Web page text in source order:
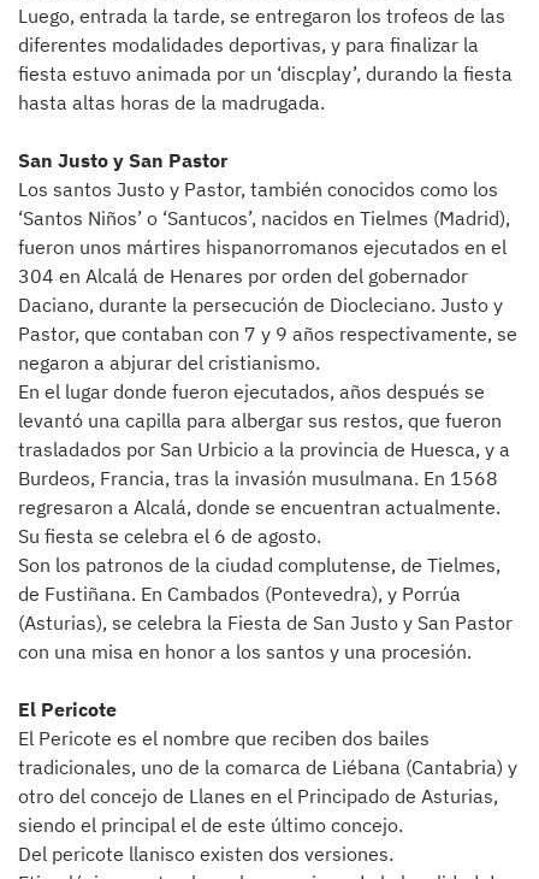
Luego, entrada la tarde, se entregaron los trofeos de las
diferentes modalidades deportivas, y para finalizar la
fiesta estuvo animada por un ‘discplay’, durando la fiesta
hasta altas horas de la madrugada.
San Justo y San Pastor
Los santos Justo y Pastor, también conocidos como los
‘Santos Niños’ o ‘Santucos’, nacidos en Tielmes (Madrid),
fueron unos mártires hispanorromanos ejecutados en el
304 en Alcalá de Henares por orden del gobernador
Daciano, durante la persecución de Diocleciano. Justo y
Pastor, que contaban con 7 y 9 años respectivamente, se
negaron a abjurar del cristianismo.
En el lugar donde fueron ejecutados, años después se
levantó una capilla para albergar sus restos, que fueron
trasladados por San Urbicio a la provincia de Huesca, y a
Burdeos, Francia, tras la invasión musulmana. En 1568
regresaron a Alcalá, donde se encuentran actualmente.
Su fiesta se celebra el 6 de agosto.
Son los patronos de la ciudad complutense, de Tielmes,
de Fustiñana. En Cambados (Pontevedra), y Porrúa
(Asturias), se celebra la Fiesta de San Justo y San Pastor
con una misa en honor a los santos y una procesión.
El Pericote
El Pericote es el nombre que reciben dos bailes
tradicionales, uno de la comarca de Liébana (Cantabria) y
otro del concejo de Llanes en el Principado de Asturias,
siendo el principal el de este último concejo.
Del pericote llanisco existen dos versiones.